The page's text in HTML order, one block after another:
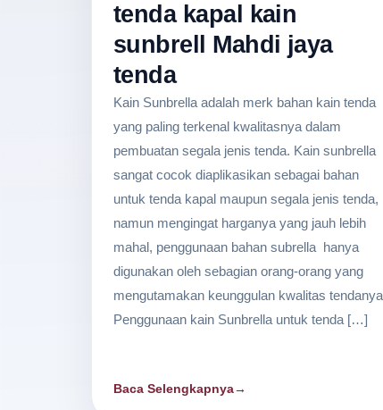
tenda kapal kain
sunbrell Mahdi jaya
tenda
Kain Sunbrella adalah merk bahan kain tenda
yang paling terkenal kwalitasnya dalam
pembuatan segala jenis tenda. Kain sunbrella
sangat cocok diaplikasikan sebagai bahan
untuk tenda kapal maupun segala jenis tenda,
namun mengingat harganya yang jauh lebih
mahal, penggunaan bahan subrella hanya
digunakan oleh sebagian orang-orang yang
mengutamakan keunggulan kwalitas
Penggunaan kain Sunbrella untuk tenda […]
Baca Selengkapnya→